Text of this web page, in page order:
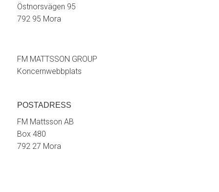
Östnorsvägen 95
792 95 Mora
FM MATTSSON GROUP
Koncernwebbplats
POSTADRESS
FM Mattsson AB
Box 480
792 27 Mora